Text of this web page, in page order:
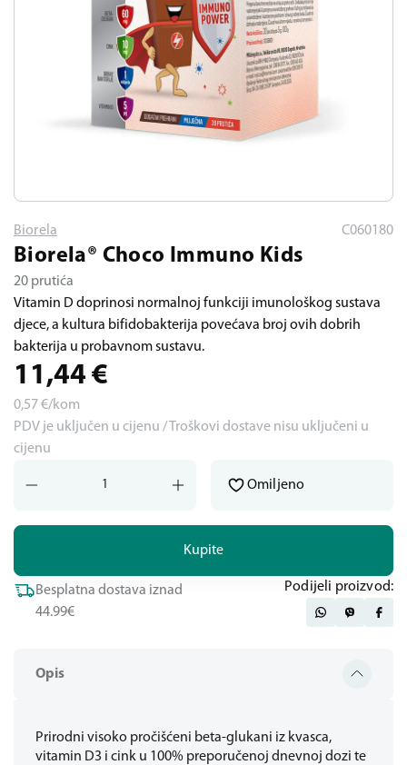
Opis
Prirodni visoko pročišćeni beta-glukani iz kvasca,
vitamin D3 i cink u 100% preporučenoj dnevnoj dozi te
Biorela C060180
Biorela® Choco Immuno Kids
20 prutića
Vitamin D doprinosi normalnoj funkciji imunološkog sustava
djece, a kultura bifidobakterija povećava broj ovih dobrih
bakterija u probavnom sustavu.
11,44 €
0,57 €/kom
PDV je uključen u cijenu / Troškovi dostave nisu uključeni u
cijenu
Kupite
Omiljeno
Besplatna dostava iznad
44.99€
Podijeli proizvod: